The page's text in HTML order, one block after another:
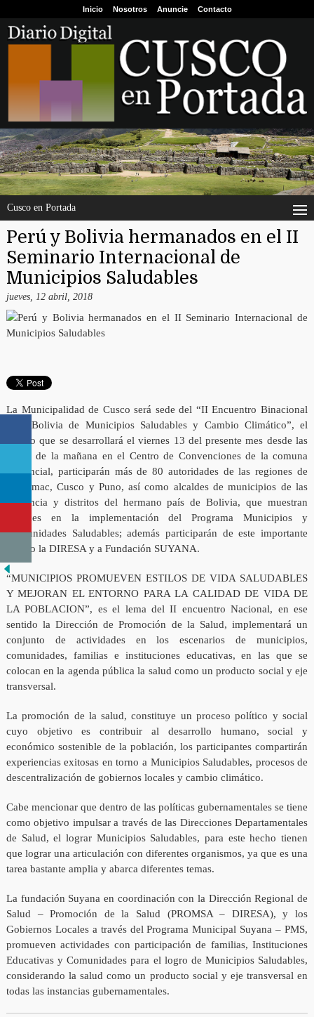
Inicio Nosotros Anuncie Contacto
Cusco en Portada
Perú y Bolivia hermanados en el II
Seminario Internacional de
Municipios Saludables
jueves, 12 abril, 2018
La Municipalidad de Cusco será sede del “II Encuentro Binacional
Perú Bolivia de Municipios Saludables y Cambio Climático”, el
mismo que se desarrollará el viernes 13 del presente mes desde las
08:00 de la mañana en el Centro de Convenciones de la comuna
provincial, participarán más de 80 autoridades de las regiones de
Apurímac, Cusco y Puno, así como alcaldes de municipios de las
provincia y distritos del hermano país de Bolivia, que muestran
avances en la implementación del Programa Municipios y
Comunidades Saludables; además participarán de este importante
evento la DIRESA y a Fundación SUYANA.
“MUNICIPIOS PROMUEVEN ESTILOS DE VIDA SALUDABLES
Y MEJORAN EL ENTORNO PARA LA CALIDAD DE VIDA DE
LA POBLACION”, es el lema del II encuentro Nacional, en ese
sentido la Dirección de Promoción de la Salud, implementará un
conjunto de actividades en los escenarios de municipios,
comunidades, familias e instituciones educativas, en las que se
colocan en la agenda pública la salud como un producto social y eje
transversal.
La promoción de la salud, constituye un proceso político y social
cuyo objetivo es contribuir al desarrollo humano, social y
económico sostenible de la población, los participantes compartirán
experiencias exitosas en torno a Municipios Saludables, procesos de
descentralización de gobiernos locales y cambio climático.
Cabe mencionar que dentro de las políticas gubernamentales se tiene
como objetivo impulsar a través de las Direcciones Departamentales
de Salud, el lograr Municipios Saludables, para este hecho tienen
que lograr una articulación con diferentes organismos, ya que es una
tarea bastante amplia y abarca diferentes temas.
La fundación Suyana en coordinación con la Dirección Regional de
Salud – Promoción de la Salud (PROMSA – DIRESA), y los
Gobiernos Locales a través del Programa Municipal Suyana – PMS,
promueven actividades con participación de familias, Instituciones
Educativas y Comunidades para el logro de Municipios Saludables,
considerando la salud como un producto social y eje transversal en
todas las instancias gubernamentales.